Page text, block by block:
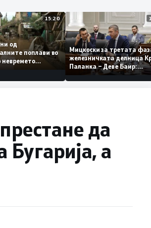
15:20
од
поплави во
Во невремето
Мицкоски за третата
железничката
Паланка – Деве Баир:
Проектот нема да
половина тунел во
да
Бугарија, а